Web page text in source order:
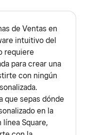
de Ventas en
intuitivo del
requiere
para crear una
con ningún
que sepas dónde
en la
línea Square,